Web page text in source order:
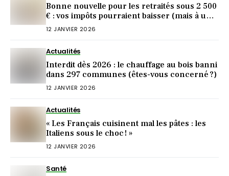
Bonne nouvelle pour les retraités sous 2 500
€ : vos impôts pourraient baisser (mais à une
condition)
12 JANVIER 2026
Actualités
Interdit dès 2026 : le chauffage au bois banni
dans 297 communes (êtes-vous concerné ?)
12 JANVIER 2026
Actualités
« Les Français cuisinent mal les pâtes : les
Italiens sous le choc ! »
12 JANVIER 2026
Santé